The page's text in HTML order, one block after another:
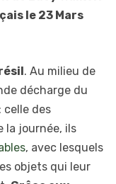
le 23 Mars
. Au milieu de
décharge du
celle des
la journée, ils
, avec lesquels
objets qui leur